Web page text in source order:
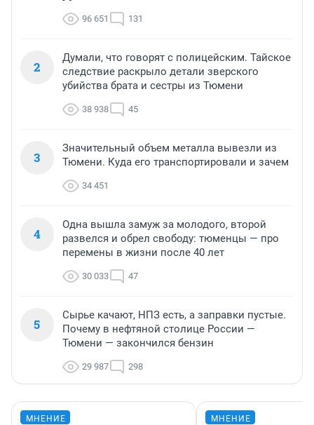
96 651 131
2
Думали, что говорят с полицейским. Тайское
следствие раскрыло детали зверского
убийства брата и сестры из Тюмени
38 938 45
3
Значительный объем металла вывезли из
Тюмени. Куда его транспортировали и зачем
34 451
4
Одна вышла замуж за молодого, второй
развелся и обрел свободу: тюменцы — про
перемены в жизни после 40 лет
30 033 47
5
Сырье качают, НПЗ есть, а заправки пустые.
Почему в нефтяной столице России —
Тюмени — закончился бензин
29 987 298
МНЕНИЕ МНЕНИЕ